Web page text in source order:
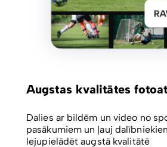
Augstas kvalitātes
Dalies ar bildēm un video no
pasākumiem un ļauj
lejupielādēt augstā kvalitātē